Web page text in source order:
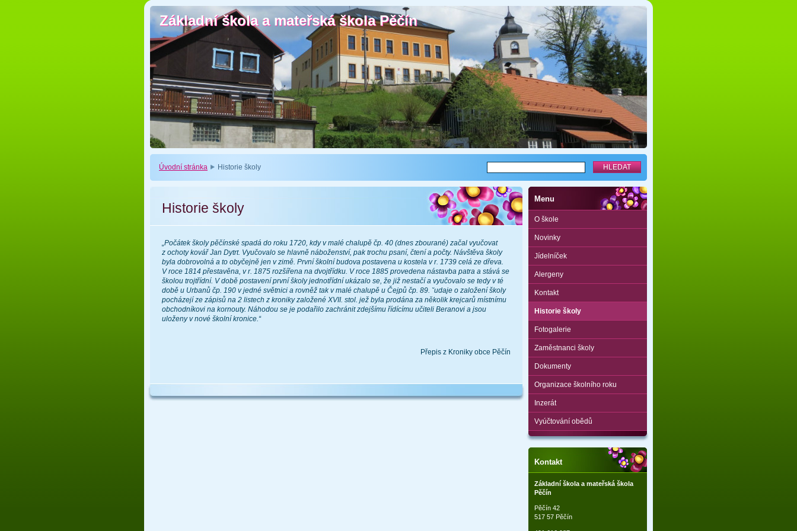
Základní škola a mateřská škola Pěčín
Základní škola a mateřská škola Pěčín
Úvodní stránka Historie školy
Historie školy
„Počátek školy pěčínské spadá do roku 1720, kdy v malé chalupě čp. 40 (dnes zbourané) začal vyučovat
z ochoty kovář Jan Dytrt. Vyučovalo se hlavně náboženství, pak trochu psaní, čtení a počty. Návštěva školy
byla dobrovolná a to obyčejně jen v zimě. První školní budova postavena u kostela v r. 1739 celá ze dřeva.
V roce 1814 přestavěna, v r. 1875 rozšířena na dvojtřídku. V roce 1885 provedena nástavba patra a stává se
školou trojtřídní. V době postavení první školy jednotřídní ukázalo se, že již nestačí a vyučovalo se tedy v té
době u Urbanů čp. 190 v jedné světnici a rovněž tak v malé chalupě u Čejpů čp. 89. ˇudaje o založení školy
pocházejí ze zápisů na 2 listech z kroniky založené XVII. stol. jež byla prodána za několik krejcarů místnímu
obchodníkovi na kornouty. Náhodou se je podařilo zachránit zdejšímu řídícímu učiteli Beranovi a jsou
uloženy v nové školní kronice.“
Přepis z Kroniky obce Pěčín
Menu
O škole
Novinky
Jídelníček
Alergeny
Kontakt
Historie školy
Fotogalerie
Zaměstnanci školy
Dokumenty
Organizace školního roku
Inzerát
Vyúčtování obědů
Kontakt
Základní škola a mateřská škola
Pěčín
Pěčín 42
517 57 Pěčín